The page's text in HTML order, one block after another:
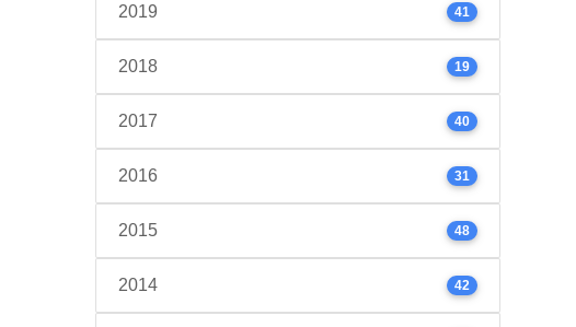
2019 41
2018 19
2017 40
2016 31
2015 48
2014 42